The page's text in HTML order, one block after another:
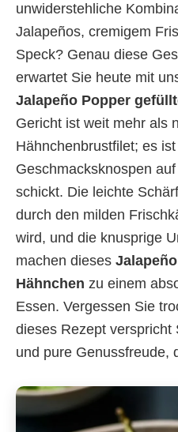
unwiderstehliche
Jalapeños, cremigem
Speck? Genau diese
erwartet Sie heute mit
Jalapeño Popper
Gericht ist weit mehr als
Hähnchenbrustfilet; es
Geschmacksknospen
schickt. Die leichte
durch den milden
wird, und die knusprige
machen dieses
Hähnchen zu einem
Essen. Vergessen Sie
dieses Rezept verspricht
und pure Genussfreude,